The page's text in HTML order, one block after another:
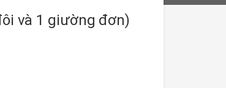
và 1 giường đơn)